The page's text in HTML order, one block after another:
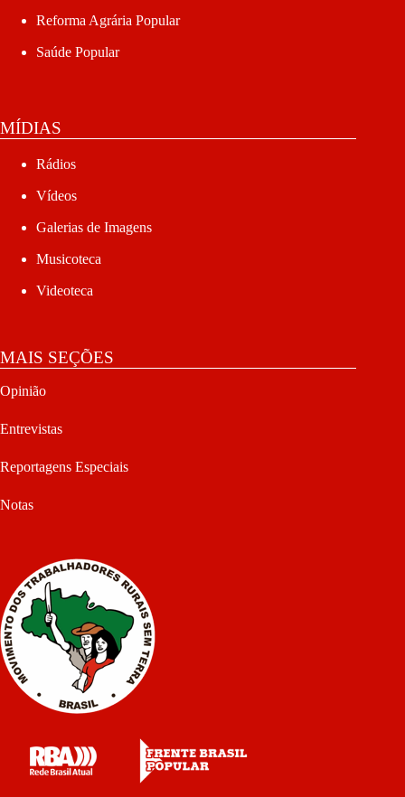
Reforma Agrária Popular
Saúde Popular
MÍDIAS
Rádios
Vídeos
Galerias de Imagens
Musicoteca
Videoteca
MAIS SEÇÕES
Opinião
Entrevistas
Reportagens Especiais
Notas